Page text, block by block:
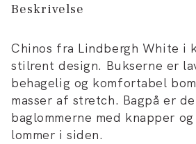
Beskrivelse
Chinos fra Lindbergh White i
stilrent design. Bukserne er
behagelig og komfortabel
masser af stretch. Bagpå er
baglommerne med knapper
lommer i siden.